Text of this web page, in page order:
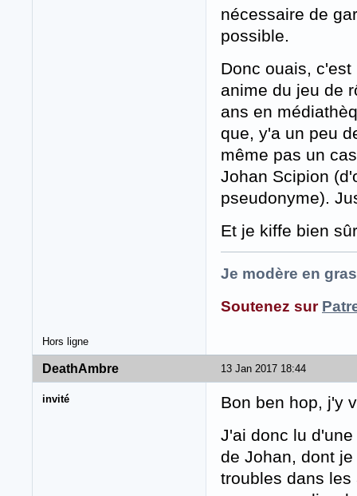
nécessaire de
possible.
Donc ouais,
anime du jeu de
ans en
que, y'a un peu
même pas un
Johan Scipion
pseudonyme).
Et je kiffe bien
Je modère en
Soutenez sur
Hors ligne
13 Jan 2017 18:44
DeathAmbre
invité
Bon ben hop, j'y
J'ai donc lu
de Johan, dont
troubles dans